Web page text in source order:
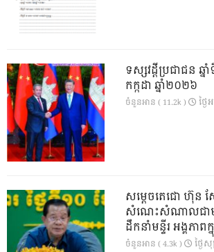
ទស្សវដ្តីប្រជាជន
កក្កដា ឆ្នាំ២០២៦
ចំនួនអាន ( 11.2k ) ថ្ង
សម្តេចតេជោ ហ៊ុន
សំណេះសំណាលជាមួយ
ដឹកនាំមន្ទីរ អង្គភាពក្
ចំនួនអាន ( 4.3k ) ថ្ងៃ​